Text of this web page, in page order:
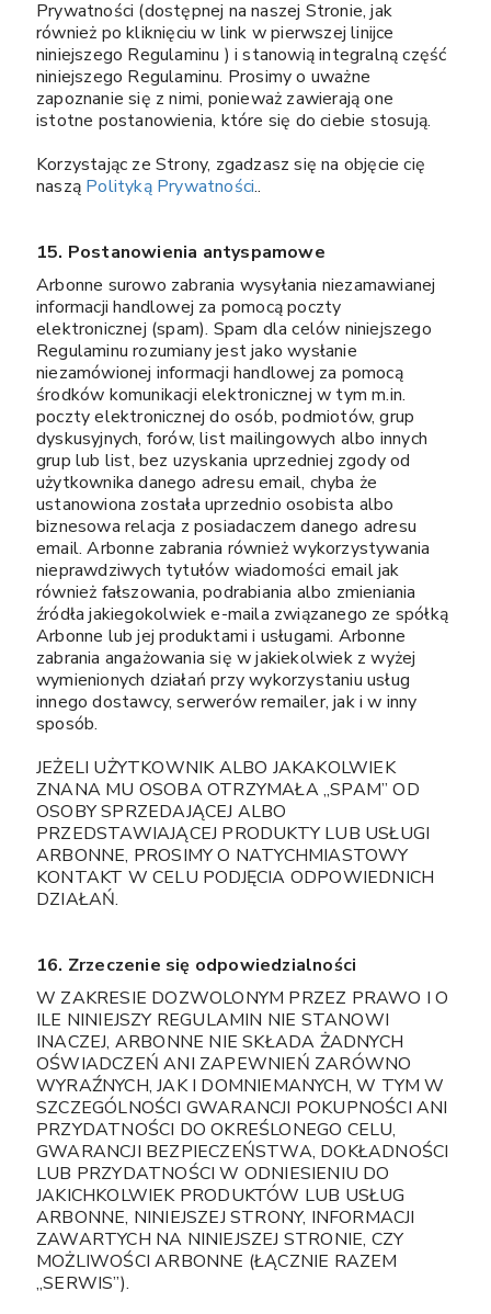
Prywatności (dostępnej na naszej Stronie, jak
również po kliknięciu w link w pierwszej linijce
niniejszego Regulaminu ) i stanowią integralną część
niniejszego Regulaminu. Prosimy o uważne
zapoznanie się z nimi, ponieważ zawierają one
istotne postanowienia, które się do ciebie stosują.
Korzystając ze Strony, zgadzasz się na objęcie cię
naszą Polityką Prywatności..
15. Postanowienia antyspamowe
Arbonne surowo zabrania wysyłania niezamawianej
informacji handlowej za pomocą poczty
elektronicznej (spam). Spam dla celów niniejszego
Regulaminu rozumiany jest jako wysłanie
niezamówionej informacji handlowej za pomocą
środków komunikacji elektronicznej w tym m.in.
poczty elektronicznej do osób, podmiotów, grup
dyskusyjnych, forów, list mailingowych albo innych
grup lub list, bez uzyskania uprzedniej zgody od
użytkownika danego adresu email, chyba że
ustanowiona została uprzednio osobista albo
biznesowa relacja z posiadaczem danego adresu
email. Arbonne zabrania również wykorzystywania
nieprawdziwych tytułów wiadomości email jak
również fałszowania, podrabiania albo zmieniania
źródła jakiegokolwiek e-maila związanego ze spółką
Arbonne lub jej produktami i usługami. Arbonne
zabrania angażowania się w jakiekolwiek z wyżej
wymienionych działań przy wykorzystaniu usług
innego dostawcy, serwerów remailer, jak i w inny
sposób.
JEŻELI UŻYTKOWNIK ALBO JAKAKOLWIEK
ZNANA MU OSOBA OTRZYMAŁA „SPAM” OD
OSOBY SPRZEDAJĄCEJ ALBO
PRZEDSTAWIAJĄCEJ PRODUKTY LUB USŁUGI
ARBONNE, PROSIMY O NATYCHMIASTOWY
KONTAKT W CELU PODJĘCIA ODPOWIEDNICH
DZIAŁAŃ.
16. Zrzeczenie się odpowiedzialności
W ZAKRESIE DOZWOLONYM PRZEZ PRAWO I O
ILE NINIEJSZY REGULAMIN NIE STANOWI
INACZEJ, ARBONNE NIE SKŁADA ŻADNYCH
OŚWIADCZEŃ ANI ZAPEWNIEŃ ZARÓWNO
WYRAŹNYCH, JAK I DOMNIEMANYCH, W TYM W
SZCZEGÓLNOŚCI GWARANCJI POKUPNOŚCI ANI
PRZYDATNOŚCI DO OKREŚLONEGO CELU,
GWARANCJI BEZPIECZEŃSTWA, DOKŁADNOŚCI
LUB PRZYDATNOŚCI W ODNIESIENIU DO
JAKICHKOLWIEK PRODUKTÓW LUB USŁUG
ARBONNE, NINIEJSZEJ STRONY, INFORMACJI
ZAWARTYCH NA NINIEJSZEJ STRONIE, CZY
MOŻLIWOŚCI ARBONNE (ŁĄCZNIE RAZEM
„SERWIS”).